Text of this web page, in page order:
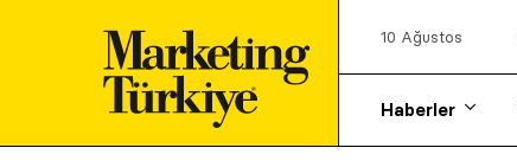
10 Ağustos
Haberler